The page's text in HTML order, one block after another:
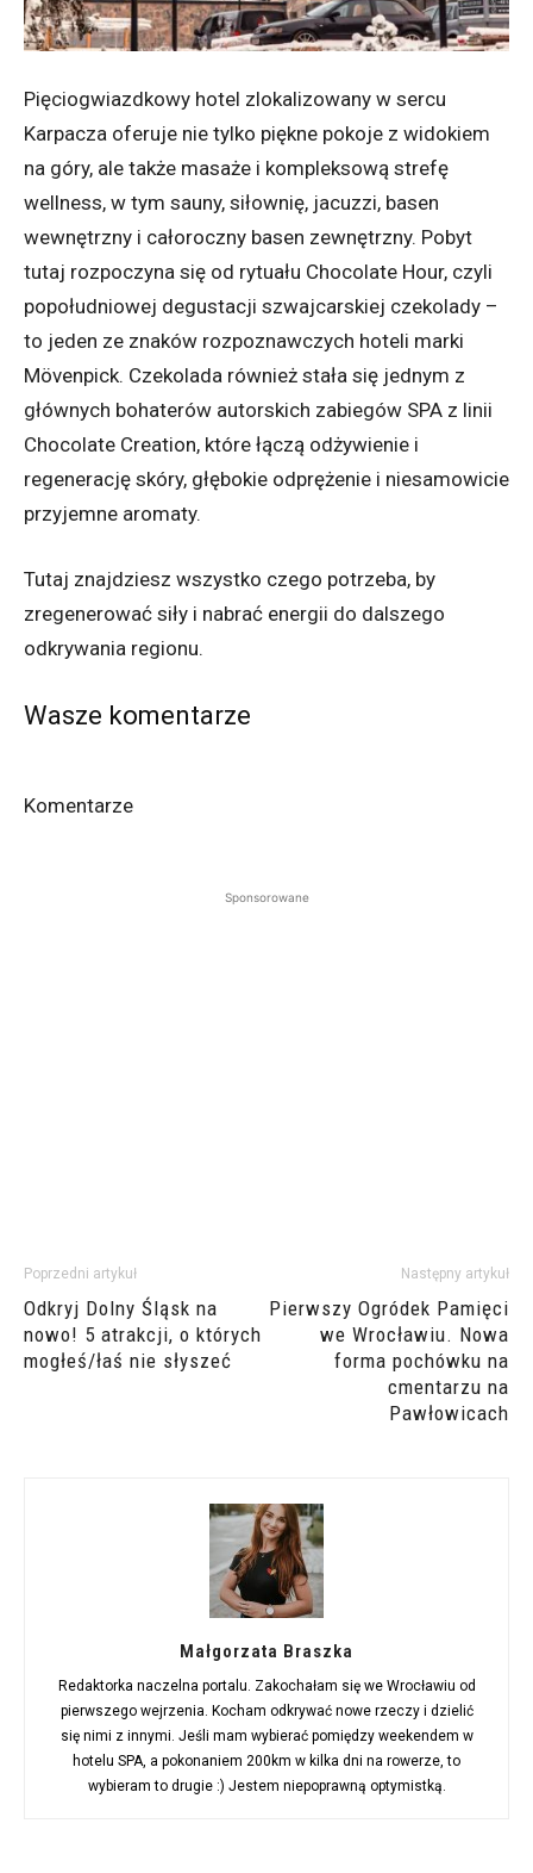
Pięciogwiazdkowy hotel zlokalizowany w sercu
Karpacza oferuje nie tylko piękne pokoje z widokiem
na góry, ale także masaże i kompleksową strefę
wellness, w tym sauny, siłownię, jacuzzi, basen
wewnętrzny i całoroczny basen zewnętrzny. Pobyt
tutaj rozpoczyna się od rytuału Chocolate Hour, czyli
popołudniowej degustacji szwajcarskiej czekolady –
to jeden ze znaków rozpoznawczych hoteli marki
Mövenpick. Czekolada również stała się jednym z
głównych bohaterów autorskich zabiegów SPA z linii
Chocolate Creation, które łączą odżywienie i
regenerację skóry, głębokie odprężenie i niesamowicie
przyjemne aromaty.
Tutaj znajdziesz wszystko czego potrzeba, by
zregenerować siły i nabrać energii do dalszego
odkrywania regionu.
Wasze komentarze
Komentarze
Sponsorowane
Poprzedni artykuł
Odkryj Dolny Śląsk na
nowo! 5 atrakcji, o których
mogłeś/łaś nie słyszeć
Następny artykuł
Pierwszy Ogródek Pamięci
we Wrocławiu. Nowa
forma pochówku na
cmentarzu na
Pawłowicach
Małgorzata Braszka
Redaktorka naczelna portalu. Zakochałam się we Wrocławiu od
pierwszego wejrzenia. Kocham odkrywać nowe rzeczy i dzielić
się nimi z innymi. Jeśli mam wybierać pomiędzy weekendem w
hotelu SPA, a pokonaniem 200km w kilka dni na rowerze, to
wybieram to drugie :) Jestem niepoprawną optymistką.